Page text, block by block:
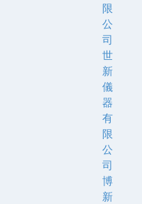
限
公
司
世
新
儀
器
有
限
公
司
博
新